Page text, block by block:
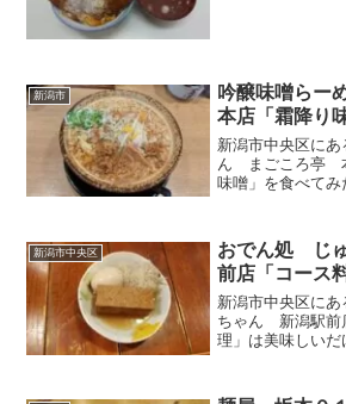
新潟市
吟醸味噌ら
本店「霜降り
新潟市中央区に
ん まごころ亭
味噌」を食べてみ
新潟市中央区
おでん処 じ
前店「コース
新潟市中央区に
ちゃん 新潟駅前
理」は美味しい